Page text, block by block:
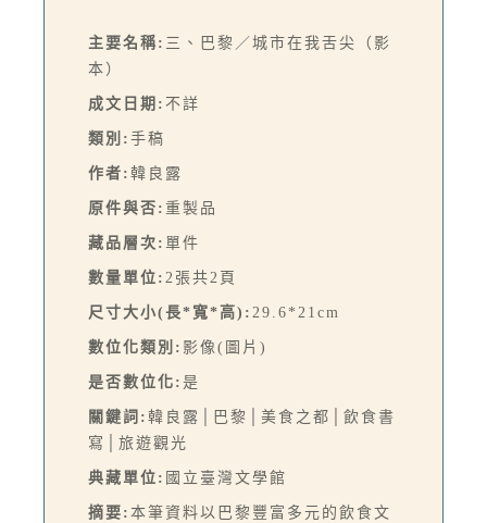
主要名稱: 三、巴黎／城市在我舌尖（影
本）
成文日期: 不詳
類別: 手稿
作者: 韓良露
原件與否: 重製品
藏品層次: 單件
數量單位: 2張共2頁
尺寸大小(長*寬*高): 29.6*21cm
數位化類別: 影像(圖片)
是否數位化: 是
關鍵詞: 韓良露│巴黎│美食之都│飲食書
寫│旅遊觀光
典藏單位: 國立臺灣文學館
摘要: 本筆資料以巴黎豐富多元的飲食文